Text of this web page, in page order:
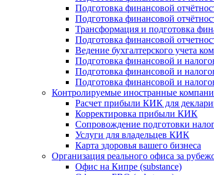
Подготовка финансовой
Подготовка финансовой
Трансформация и подготовка
Подготовка финансовой
Ведение бухгалтерского учета
Подготовка финансовой и
Подготовка финансовой и
Подготовка финансовой и
Контролируемые иностранные
Расчет прибыли КИК для
Корректировка прибыли КИК
Сопровождение подготовки
Услуги для владельцев КИК
Карта здоровья вашего бизнеса
Организация реального офиса за
Офис на Кипре (substance)